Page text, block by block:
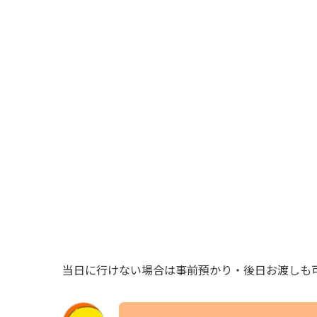
当日に行けない場合は事前預かり・後日お渡しも